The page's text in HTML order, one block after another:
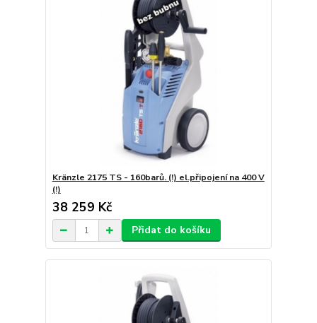
Kränzle 2175 TS - 160barů. (!) el.připojení na 400 V
(!)
38 259 Kč
Přidat do košíku